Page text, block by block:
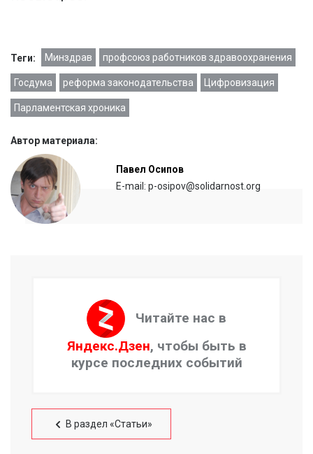
Теги: Минздрав профсоюз работников здравоохранения
Госдума реформа законодательства Цифровизация
Парламентская хроника
Автор материала:
Павел Осипов
E-mail: p-osipov@solidarnost.org
Читайте нас в
Яндекс.Дзен, чтобы быть в
курсе последних событий
В раздел «Статьи»